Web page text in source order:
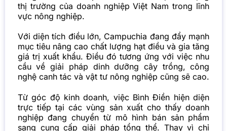
thị trường của doanh nghiệp Việt Nam trong lĩnh
vực nông nghiệp.
Với diện tích điều lớn, Campuchia đang đẩy mạnh
mục tiêu nâng cao chất lượng hạt điều và gia tăng
giá trị xuất khẩu. Điều đó tương ứng với việc nhu
cầu về giải pháp dinh dưỡng cây trồng, công
nghệ canh tác và vật tư nông nghiệp cũng sẽ cao.
Từ góc độ kinh doanh, việc Bình Điền hiện diện
trực tiếp tại các vùng sản xuất cho thấy doanh
nghiệp đang chuyển từ mô hình bán sản phẩm
sang cung cấp giải pháp tổng thể. Thay vì chỉ